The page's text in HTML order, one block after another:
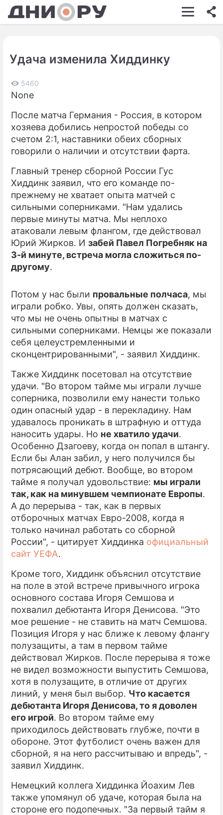
ШОУ-БИЗНЕС
КИНО
ЭКОНОМИКА
ПРОИСШЕСТВИЯ
СТИЛЬ ЖИЗНИ
СЕРИАЛЫ
ИГРЫ
ПРЕСС-РЕЛИЗЫ
Удача изменила Хиддинку
5460
None
После матча Германия - Россия, в котором
хозяева добились непростой победы со
счетом 2:1, наставники обеих сборных
говорили о наличии и отсутствии фарта.
Главный тренер сборной России Гус
Хиддинк заявил, что его команде по-
прежнему не хватает опыта матчей с
сильными соперниками. "Нам удались
первые минуты матча. Мы неплохо
атаковали левым флангом, где действовал
Юрий Жирков. И забей Павел Погребняк на
3-й минуте, встреча могла сложиться по-
другому.
Потом у нас были провальные полчаса, мы
играли робко. Увы, опять должен сказать,
что мы не очень опытны в матчах с
сильными соперниками. Немцы же показали
себя целеустремленными и
сконцентрированными", - заявил Хиддинк.
Также Хиддинк посетовал на отсутствие
удачи. "Во втором тайме мы играли лучше
соперника, позволили ему нанести только
один опасный удар - в перекладину. Нам
удавалось проникать в штрафную и оттуда
наносить удары. Но не хватило удачи.
Особенно Дзагоеву, когда он попал в штангу.
Если бы Алан забил, у него получился бы
потрясающий дебют. Вообще, во втором
тайме я получал удовольствие: мы играли
так, как на минувшем чемпионате Европы.
А до перерыва - так, как в первых
отборочных матчах Евро-2008, когда я
только начинал работать со сборной
России", - цитирует Хиддинка официальный
сайт УЕФА.
Кроме того, Хиддинк объяснил отсутствие
на поле в этой встрече привычного игрока
основного состава Игоря Семшова и
похвалил дебютанта Игоря Денисова. "Это
мое решение - не ставить на матч Семшова.
Позиция Игоря у нас ближе к левому флангу
полузащиты, а там в первом тайме
действовал Жирков. После перерыва я тоже
не видел возможности выпустить Семшова,
хотя в полузащите, в отличие от других
линий, у меня был выбор. Что касается
дебютанта Игоря Денисова, то я доволен
его игрой. Во втором тайме ему
приходилось действовать глубже, почти в
обороне. Этот футболист очень важен для
сборной, я на него рассчитываю и впредь", -
заявил Хиддинк.
Немецкий коллега Хиддинка Йоахим Лев
также упомянул об удаче, которая была на
стороне его подопечных. "За первый тайм я